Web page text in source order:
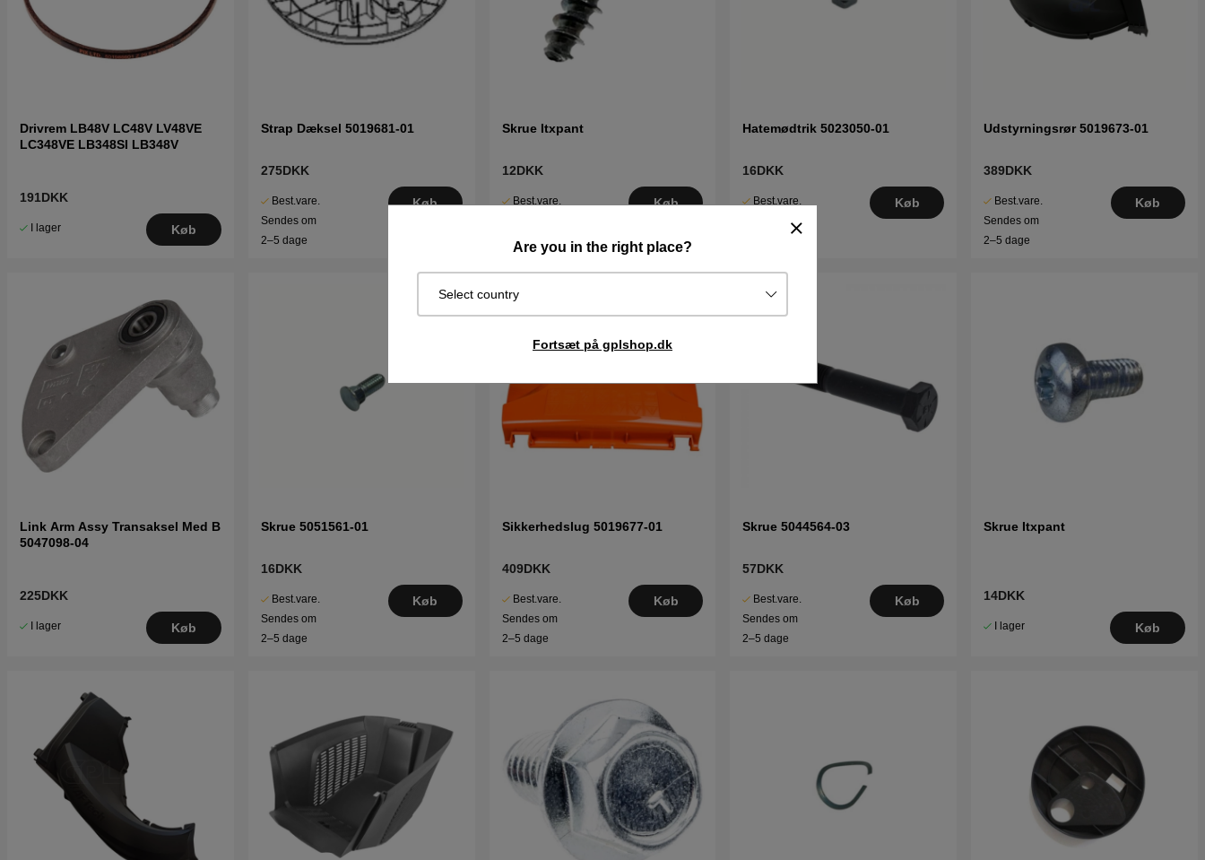
Are you in the right place?
Select country
Fortsæt på gplshop.dk
Drivrem LB48V LC48V LV48VE
LC348VE LB348SI LB348V
191DKK
I lager Køb
Strap Dæksel 5019681-01
275DKK
Best.vare.
Sendes om
2–5 dage
Køb
Skrue Itxpant
12DKK
Best.vare.
2–5 dage
Køb
Hatemødtrik 5023050-01
16DKK
Best.vare.
Sendes om
Køb
Udstyrningsrør 5019673-01
389DKK
Best.vare.
Sendes om
2–5 dage
Køb
Link Arm Assy Transaksel Med B
5047098-04
225DKK
I lager Køb
Skrue 5051561-01
16DKK
Best.vare.
Sendes om
2–5 dage
Køb
Sikkerhedslug 5019677-01
409DKK
Best.vare.
Sendes om
2–5 dage
Køb
Skrue 5044564-03
57DKK
Best.vare.
Sendes om
2–5 dage
Køb
Skrue Itxpant
14DKK
I lager Køb